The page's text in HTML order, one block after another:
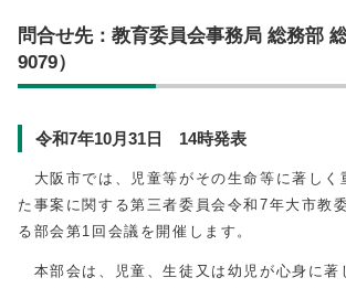
問合せ先：教育委員会事務局 総務部
9079）
令和7年10月31日 14時発表
大阪市では、児童等がその生命等に著しく
た事案に関する第三者委員会令和7年大市教
る部会第1回会議を開催します。
本部会は、児童、生徒又は幼児が心身に著